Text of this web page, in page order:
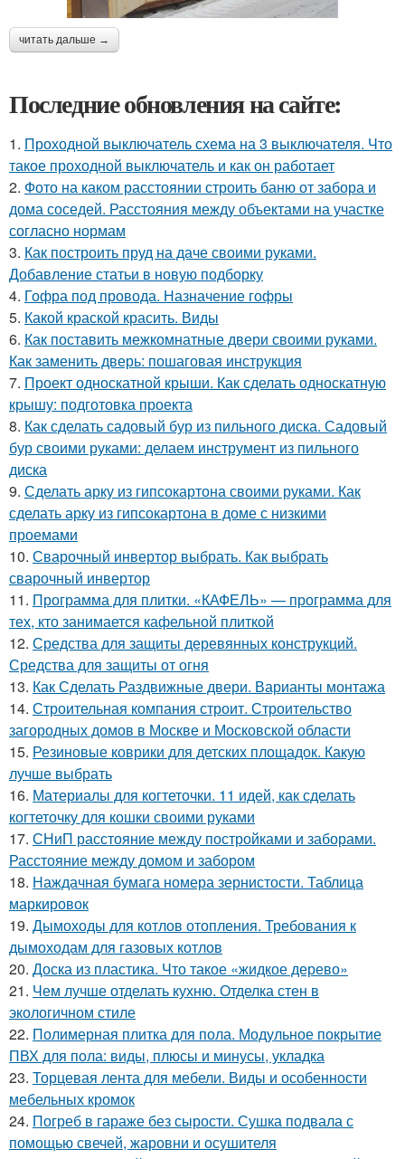
читать дальше →
Последние обновления на сайте:
1. Проходной выключатель схема на 3 выключателя. Что
такое проходной выключатель и как он работает
2. Фото на каком расстоянии строить баню от забора и
дома соседей. Расстояния между объектами на участке
согласно нормам
3. Как построить пруд на даче своими руками.
Добавление статьи в новую подборку
4. Гофра под провода. Назначение гофры
5. Какой краской красить. Виды
6. Как поставить межкомнатные двери своими руками.
Как заменить дверь: пошаговая инструкция
7. Проект односкатной крыши. Как сделать односкатную
крышу: подготовка проекта
8. Как сделать садовый бур из пильного диска. Садовый
бур своими руками: делаем инструмент из пильного
диска
9. Сделать арку из гипсокартона своими руками. Как
сделать арку из гипсокартона в доме с низкими
проемами
10. Сварочный инвертор выбрать. Как выбрать
сварочный инвертор
11. Программа для плитки. «КАФЕЛЬ» — программа для
тех, кто занимается кафельной плиткой
12. Средства для защиты деревянных конструкций.
Средства для защиты от огня
13. Как Сделать Раздвижные двери. Варианты монтажа
14. Строительная компания строит. Строительство
загородных домов в Москве и Московской области
15. Резиновые коврики для детских площадок. Какую
лучше выбрать
16. Материалы для когтеточки. 11 идей, как сделать
когтеточку для кошки своими руками
17. СНиП расстояние между постройками и заборами.
Расстояние между домом и забором
18. Наждачная бумага номера зернистости. Таблица
маркировок
19. Дымоходы для котлов отопления. Требования к
дымоходам для газовых котлов
20. Доска из пластика. Что такое «жидкое дерево»
21. Чем лучше отделать кухню. Отделка стен в
экологичном стиле
22. Полимерная плитка для пола. Модульное покрытие
ПВХ для пола: виды, плюсы и минусы, укладка
23. Торцевая лента для мебели. Виды и особенности
мебельных кромок
24. Погреб в гараже без сырости. Сушка подвала с
помощью свечей, жаровни и осушителя